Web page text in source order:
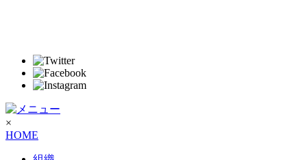
×
HOME